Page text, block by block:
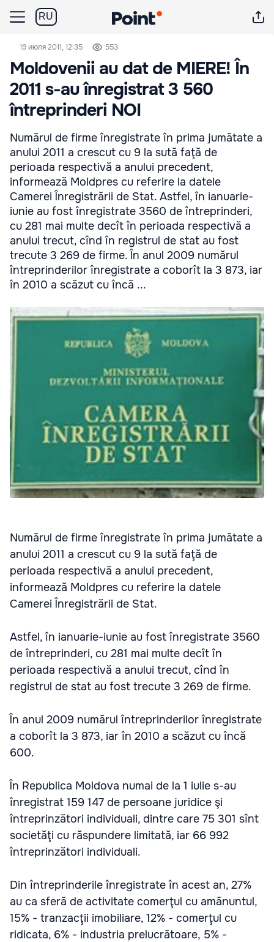
RU
19 июля 2011, 12:35 553
Moldovenii au dat de MIERE! În
2011 s-au înregistrat 3 560
întreprinderi NOI
Numărul de firme înregistrate în prima jumătate a
anului 2011 a crescut cu 9 la sută faţă de
perioada respectivă a anului precedent,
informează Moldpres cu referire la datele
Camerei Înregistrării de Stat. Astfel, în ianuarie-
iunie au fost înregistrate 3560 de întreprinderi,
cu 281 mai multe decît în perioada respectivă a
anului trecut, cînd în registrul de stat au fost
trecute 3 269 de firme. În anul 2009 numărul
întreprinderilor înregistrate a coborît la 3 873, iar
în 2010 a scăzut cu încă ...
Numărul de firme înregistrate în prima jumătate a
anului 2011 a crescut cu 9 la sută faţă de
perioada respectivă a anului precedent,
informează Moldpres cu referire la datele
Camerei Înregistrării de Stat.
Astfel, în ianuarie-iunie au fost înregistrate 3560
de întreprinderi, cu 281 mai multe decît în
perioada respectivă a anului trecut, cînd în
registrul de stat au fost trecute 3 269 de firme.
În anul 2009 numărul întreprinderilor înregistrate
a coborît la 3 873, iar în 2010 a scăzut cu încă
600.
În Republica Moldova numai de la 1 iulie s-au
înregistrat 159 147 de persoane juridice şi
întreprinzători individuali, dintre care 75 301 sînt
societăţi cu răspundere limitată, iar 66 992
întreprinzători individuali.
Din întreprinderile înregistrate în acest an, 27%
au ca sferă de activitate comerţul cu amănuntul,
15% - tranzacţii imobiliare, 12% - comerţul cu
ridicata, 6% - industria prelucrătoare, 5% -